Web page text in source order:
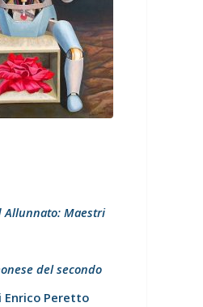
Allunnato: Maestri
del secondo
Peretto